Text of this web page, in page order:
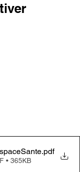
.pdf
• 365KB